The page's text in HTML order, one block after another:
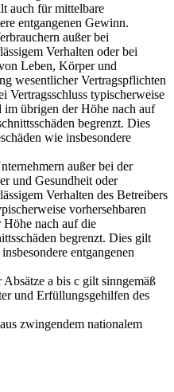
auch für mittelbare
entgangenen Gewinn.
außer bei
Verhalten oder bei
Leben, Körper und
wesentlicher Vertragspflichten
Vertragsschluss typischerweise
im übrigen der Höhe nach auf
begrenzt. Dies
wie insbesondere
außer bei der
und Gesundheit oder
Verhalten des Betreibers
vorhersehbaren
Höhe nach auf die
begrenzt. Dies gilt
entgangenen
a bis c gilt sinngemäß
und Erfüllungsgehilfen des
zwingendem nationalem